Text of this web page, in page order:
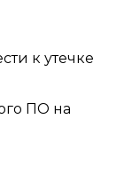
к утечке
ПО на